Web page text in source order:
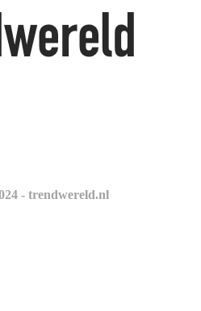
- trendwereld.nl